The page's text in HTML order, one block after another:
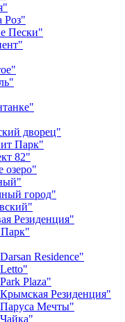
Роз"
Пески"
дворец"
Парк"
82"
озеро"
город"
Резиденция"
Residenсe"
Plaza"
Резиденция"
Мечты"